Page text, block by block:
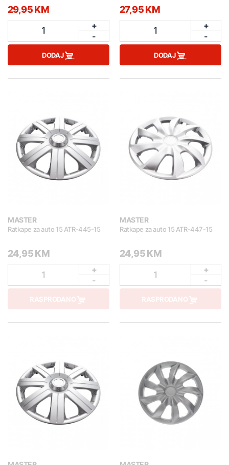
29,95 KM
1
+
-
DODAJ
27,95 KM
1
+
-
DODAJ
MASTER
Ratkape za auto 15 ATR-445-15
24,95 KM
1
+
-
RASPRODANO
MASTER
Ratkape za auto 15 ATR-447-15
24,95 KM
1
+
-
RASPRODANO